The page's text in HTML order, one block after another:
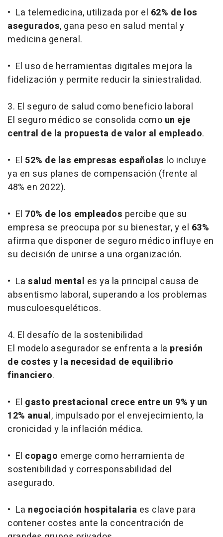
• La telemedicina, utilizada por el 62% de los
asegurados, gana peso en salud mental y
medicina general.
• El uso de herramientas digitales mejora la
fidelización y permite reducir la siniestralidad.
3. El seguro de salud como beneficio laboral
El seguro médico se consolida como un eje
central de la propuesta de valor al empleado.
• El 52% de las empresas españolas lo incluye
ya en sus planes de compensación (frente al
48% en 2022).
• El 70% de los empleados percibe que su
empresa se preocupa por su bienestar, y el 63%
afirma que disponer de seguro médico influye en
su decisión de unirse a una organización.
• La salud mental es ya la principal causa de
absentismo laboral, superando a los problemas
musculoesqueléticos.
4. El desafío de la sostenibilidad
El modelo asegurador se enfrenta a la presión
de costes y la necesidad de equilibrio
financiero.
• El gasto prestacional crece entre un 9% y un
12% anual, impulsado por el envejecimiento, la
cronicidad y la inflación médica.
• El copago emerge como herramienta de
sostenibilidad y corresponsabilidad del
asegurado.
• La negociación hospitalaria es clave para
contener costes ante la concentración de